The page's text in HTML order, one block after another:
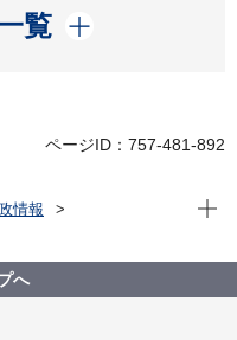
覧
ページID：757-481-892
情報
パッケージ 子育て応援
請受付を開始しました
現在
へ